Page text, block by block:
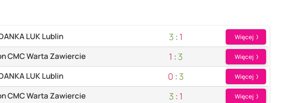
LUK Lublin 3 : 1 Więcej
CMC Warta Zawiercie 1 : 3 Więcej
LUK Lublin 0 : 3 Więcej
CMC Warta Zawiercie 3 : 1 Więcej